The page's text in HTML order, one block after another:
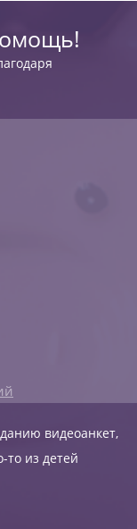
видеоанкет,
то из детей